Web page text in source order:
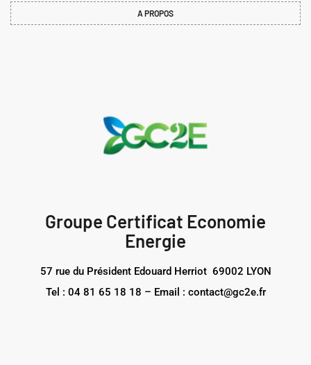
A PROPOS
Groupe Certificat Economie
Energie
57 rue du Président Edouard Herriot 69002 LYON
Tel : 04 81 65 18 18 – Email : contact@gc2e.fr